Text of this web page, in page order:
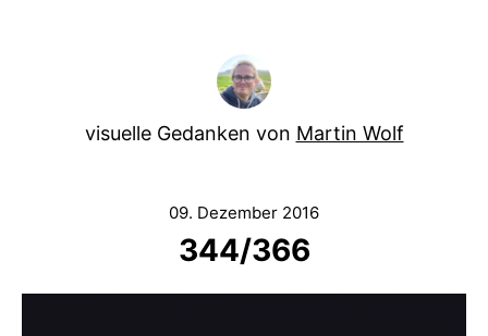
visuelle Gedanken von Martin Wolf
09. Dezember 2016
344/366